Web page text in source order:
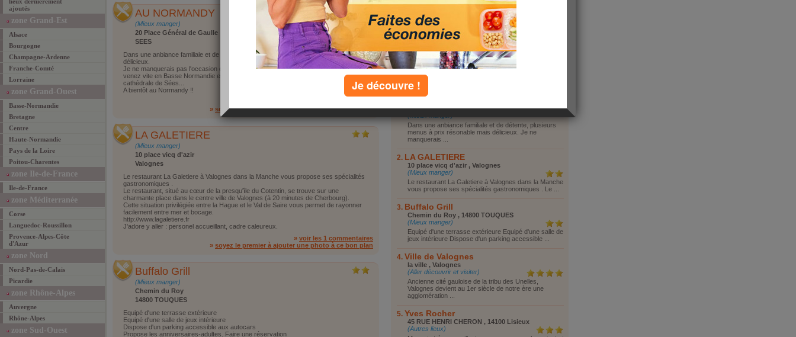
ajoutés
zone Grand-Est
Alsace
Bourgogne
Champagne-Ardenne
Franche-Comté
Lorraine
zone Grand-Ouest
Basse-Normandie
Bretagne
Centre
Haute-Normandie
Pays de la Loire
Poitou-Charentes
zone Ile-de-France
Ile-de-France
zone Méditerranée
Corse
Languedoc-Roussillon
Provence-Alpes-Côte
d'Azur
zone Nord
Nord-Pas-de-Calais
Picardie
zone Rhône-Alpes
Auvergne
Rhône-Alpes
zone Sud-Ouest
AU NORMANDY
(Mieux manger)
20 Place Général de Gaulle
SEES
Dans une anbiance familiale et de détente, plusieurs menus à prix résonable mais
délicieux.
Je ne manquerais pas l'occasion d'aller déjeuner un midi au Normandy.
venez vite en Basse Normandie et ne manquez pas ce restaurant face à la
cathédrale de Sées...
A bientôt au Normandy !!
» soyez le premier à ajouter une photo à ce bon plan
LA GALETIERE
(Mieux manger)
10 place vicq d'azir
Valognes
Le restaurant La Galetiere à Valognes dans la Manche vous propose ses spécialités
gastronomiques .
Le restaurant, situé au cœur de la presqu'île du Cotentin, se trouve sur une
charmante place dans le centre ville de Valognes (à 20 minutes de Cherbourg).
Cette situation privilégiée entre la Hague et le Val de Saire vous permet de rayonner
facilement entre mer et bocage.
http://www.lagaletiere.fr
J'adore y aller : personel accueillant, cadre caleureux.
» voir les 1 commentaires
» soyez le premier à ajouter une photo à ce bon plan
Buffalo Grill
(Mieux manger)
Chemin du Roy
14800 TOUQUES
Equipé d'une terrasse extérieure
Equipé d'une salle de jeux intérieure
Dispose d'un parking accessible aux autocars
Propose les anniversaires-adultes. Faire une réservation
Visiter le coin
Faire du shopping
Autre
top lieux
20 Place Général de Gaulle , SEES
Dans une anbiance familiale et de détente, plusieurs
menus à prix résonable mais délicieux. Je ne
manquerais ...
LA GALETIERE
10 place vicq d'azir , Valognes
(Mieux manger)
Le restaurant La Galetiere à Valognes dans la Manche
vous propose ses spécialités gastronomiques . Le ...
Buffalo Grill
Chemin du Roy , 14800 TOUQUES
(Mieux manger)
Equipé d'une terrasse extérieure Equipé d'une salle de
jeux intérieure Dispose d'un parking accessible ...
Ville de Valognes
la ville , Valognes
(Aller découvrir et visiter)
Ancienne cité gauloise de la tribu des Unelles,
Valognes devient au 1er siècle de notre ère une
agglomération ...
Yves Rocher
45 RUE HENRI CHERON , 14100 Lisieux
(Autres lieux)
Je découvre !